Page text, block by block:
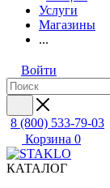
Услуги
Магазины
...
Войти
8 (800) 533-79-03
Корзина 0
КАТАЛОГ